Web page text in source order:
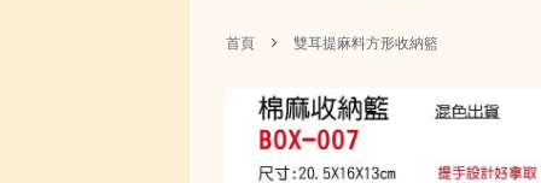
首頁 › 雙耳提麻料方形收納籃